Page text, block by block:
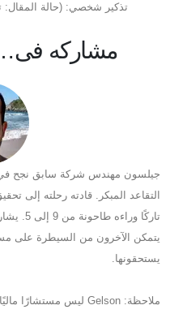
تذكير شخصي: (حالة المقال:
مشاركه
جيلسون مهندس شركة سابق نجح في
تاركًا
يتمكن الآخرون من السيطرة على
يستحقونها.
ملاحظة: Gelson ليس مستشارًا ماليًا وأي تعليق استثماري هو آرائه فقط.